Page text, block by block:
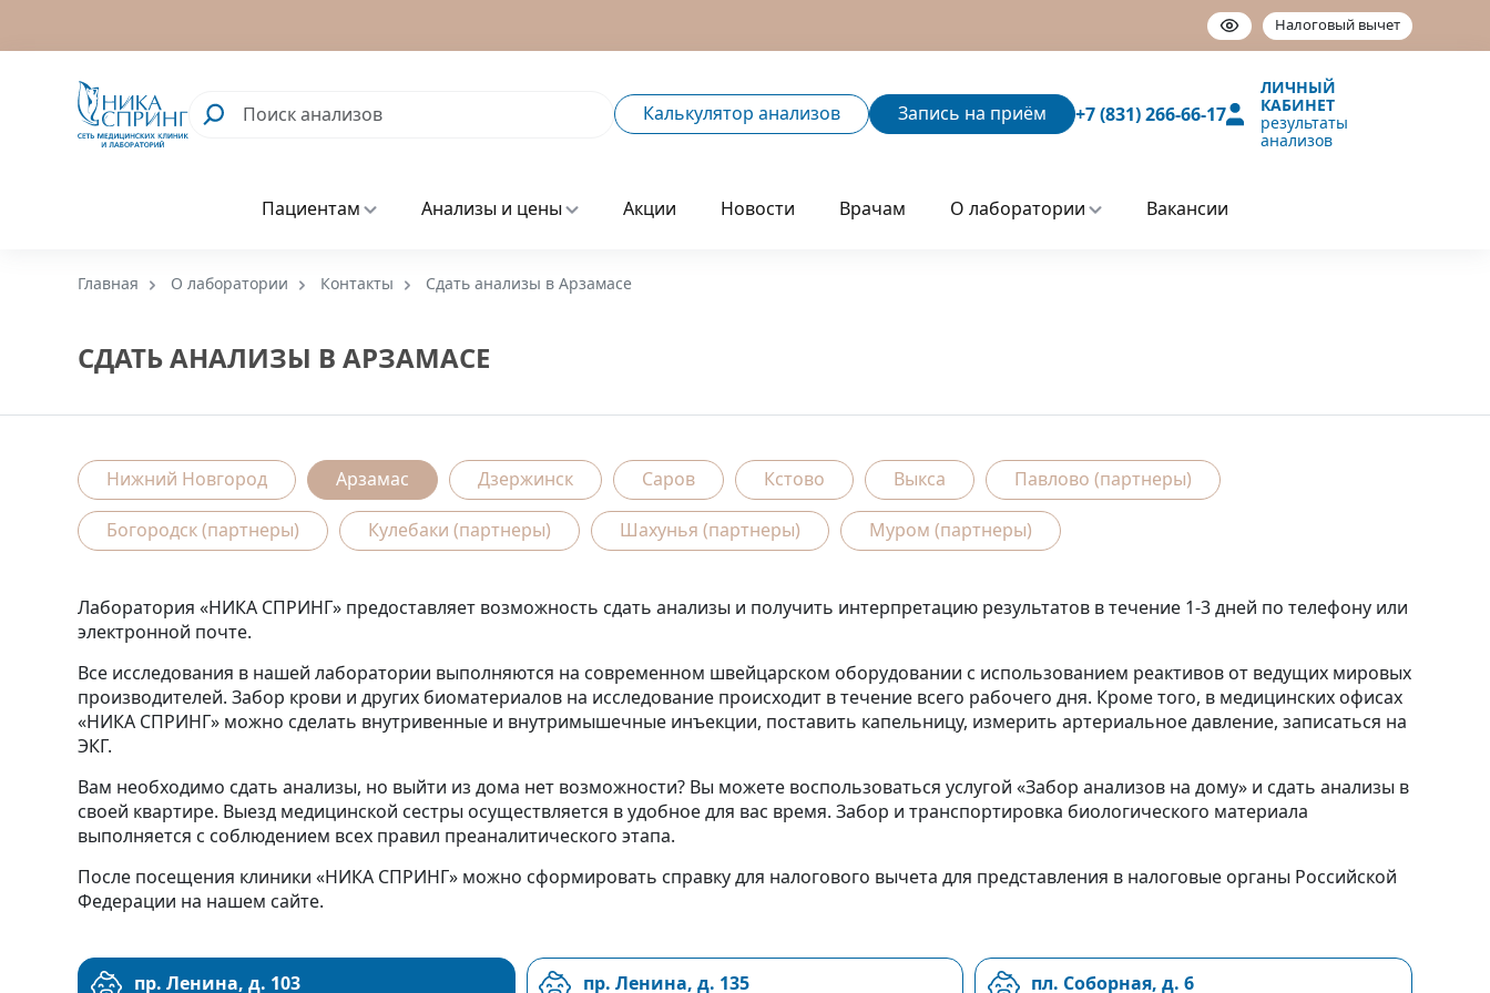
Налоговый вычет
Калькулятор анализов Запись на приём +7 (831) 266-66-17
ЛИЧНЫЙ
КАБИНЕТ
результаты
анализов
Пациентам Анализы и цены Акции Новости Врачам О лаборатории Вакансии
Главная О лаборатории Контакты Сдать анализы в Арзамасе
СДАТЬ АНАЛИЗЫ В АРЗАМАСЕ
Нижний Новгород Арзамас Дзержинск Саров Кстово Выкса Павлово (партнеры)
Богородск (партнеры) Кулебаки (партнеры) Шахунья (партнеры) Муром (партнеры)
Лаборатория «НИКА СПРИНГ» предоставляет возможность сдать анализы и получить интерпретацию результатов в течение 1-3 дней по телефону или
электронной почте.
Все исследования в нашей лаборатории выполняются на современном швейцарском оборудовании с использованием реактивов от ведущих мировых
производителей. Забор крови и других биоматериалов на исследование происходит в течение всего рабочего дня. Кроме того, в медицинских офисах
«НИКА СПРИНГ» можно сделать внутривенные и внутримышечные инъекции, поставить капельницу, измерить артериальное давление, записаться на
ЭКГ.
Вам необходимо сдать анализы, но выйти из дома нет возможности? Вы можете воспользоваться услугой «Забор анализов на дому» и сдать анализы в
своей квартире. Выезд медицинской сестры осуществляется в удобное для вас время. Забор и транспортировка биологического материала
выполняется с соблюдением всех правил преаналитического этапа.
После посещения клиники «НИКА СПРИНГ» можно сформировать справку для налогового вычета для представления в налоговые органы Российской
Федерации на нашем сайте.
пр. Ленина, д. 103 пр. Ленина, д. 135 пл. Соборная, д. 6